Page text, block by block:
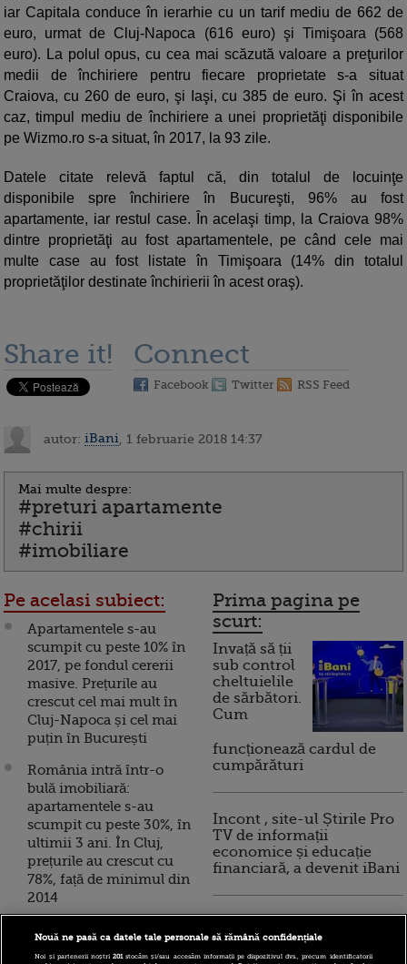
iar Capitala conduce în ierarhie cu un tarif mediu de 662 de
euro, urmat de Cluj-Napoca (616 euro) şi Timişoara (568
euro). La polul opus, cu cea mai scăzută valoare a preţurilor
medii de închiriere pentru fiecare proprietate s-a situat
Craiova, cu 260 de euro, şi Iaşi, cu 385 de euro. Şi în acest
caz, timpul mediu de închiriere a unei proprietăţi disponibile
pe Wizmo.ro s-a situat, în 2017, la 93 zile.
Datele citate relevă faptul că, din totalul de locuinţe
disponibile spre închiriere în Bucureşti, 96% au fost
apartamente, iar restul case. În acelaşi timp, la Craiova 98%
dintre proprietăţi au fost apartamentele, pe când cele mai
multe case au fost listate în Timişoara (14% din totalul
proprietăţilor destinate închirierii în acest oraş).
Share it! Connect
Facebook Twitter RSS Feed
autor: iBani , 1 februarie 2018 14:37
Mai multe despre:
#preturi apartamente
#chirii
#imobiliare
Pe acelasi subiect:
Apartamentele s-au
scumpit cu peste 10% în
2017, pe fondul cererii
masive. Prețurile au
crescut cel mai mult în
Cluj-Napoca și cel mai
puțin în București
România intră într-o
bulă imobiliară:
apartamentele s-au
scumpit cu peste 30%, în
ultimii 3 ani. În Cluj,
prețurile au crescut cu
78%, față de minimul din
2014
cele mai scumpe
Prima pagina pe
scurt:
Invață să ții
sub control
cheltuielile
de sărbători.
Cum
funcționează cardul de
cumpărături
Incont , site-ul Știrile Pro
TV de informații
economice și educație
financiară, a devenit iBani
financiare inteligente
Nouă ne pasă ca datele tale personale să rămână confidențiale
Noi și partenerii noștri201stocăm și/sau accesăm informații pe dispozitivul dvs., precum identificatorii